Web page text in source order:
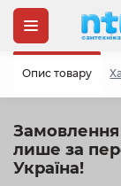
Замовлення
лише за
Україна!
Опис товару